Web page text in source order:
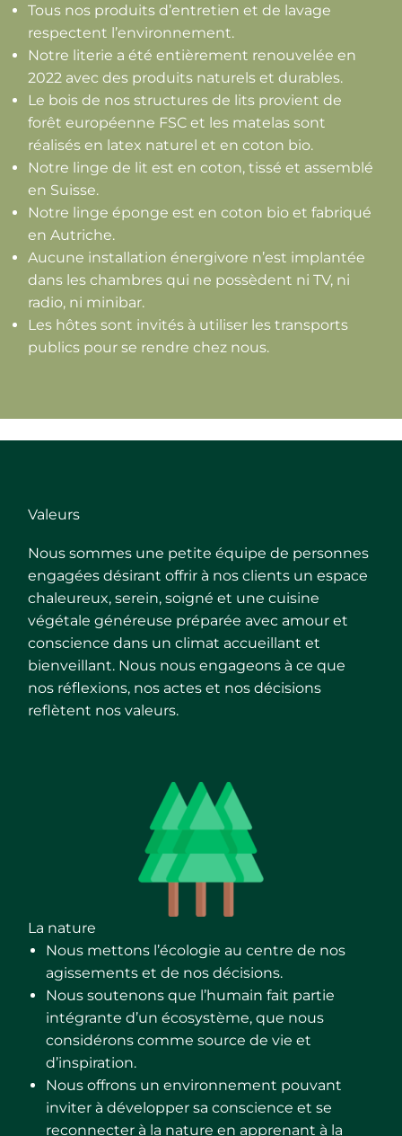
Tous nos produits d’entretien et de lavage
respectent l’environnement.
Notre literie a été entièrement renouvelée en
2022 avec des produits naturels et durables.
Le bois de nos structures de lits provient de
forêt européenne FSC et les matelas sont
réalisés en latex naturel et en coton bio.
Notre linge de lit est en coton, tissé et assemblé
en Suisse.
Notre linge éponge est en coton bio et fabriqué
en Autriche.
Aucune installation énergivore n’est implantée
dans les chambres qui ne possèdent ni TV, ni
radio, ni minibar.
Les hôtes sont invités à utiliser les transports
publics pour se rendre chez nous.
Valeurs
Nous sommes une petite équipe de personnes
engagées désirant offrir à nos clients un espace
chaleureux, serein, soigné et une cuisine
végétale généreuse préparée avec amour et
conscience dans un climat accueillant et
bienveillant. Nous nous engageons à ce que
nos réflexions, nos actes et nos décisions
reflètent nos valeurs.
La nature
Nous mettons l’écologie au centre de nos
agissements et de nos décisions.
Nous soutenons que l’humain fait partie
intégrante d’un écosystème, que nous
considérons comme source de vie et
d’inspiration.
Nous offrons un environnement pouvant
inviter à développer sa conscience et se
reconnecter à la nature en apprenant à la